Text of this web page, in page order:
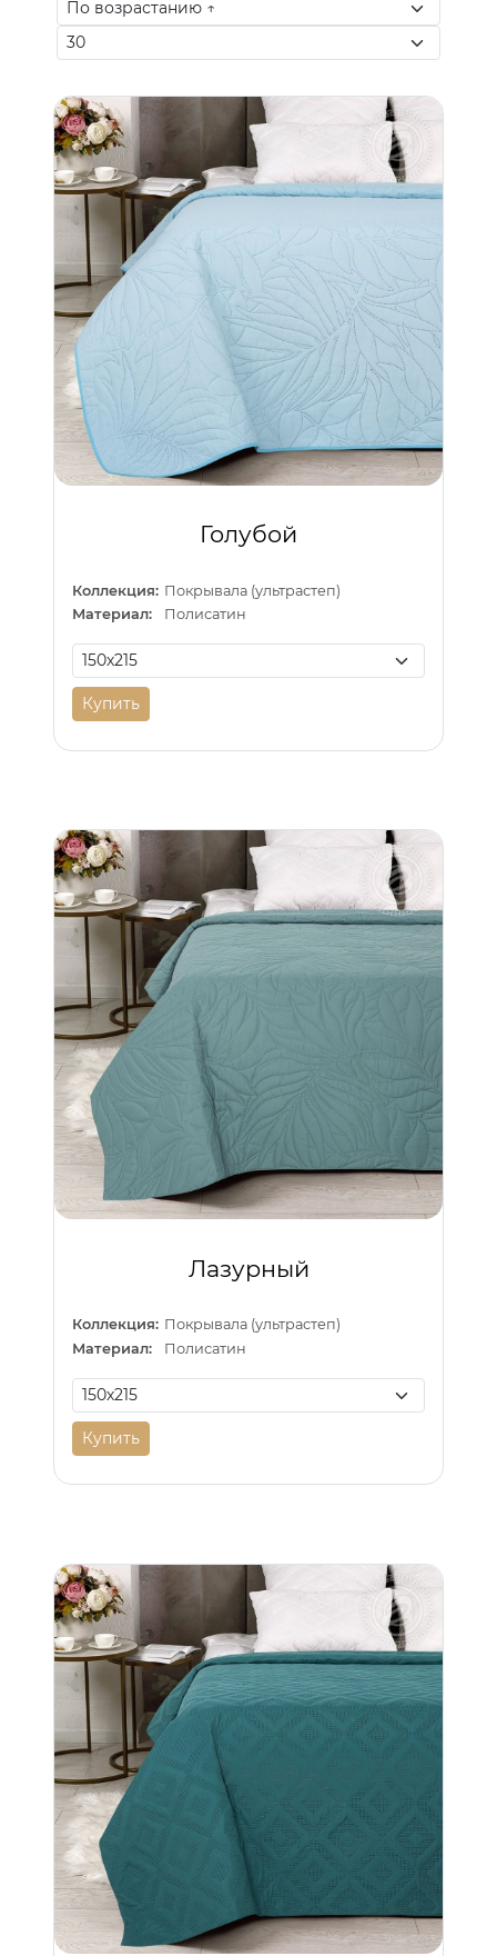
Голубой
Коллекция: Покрывала (ультрастеп)
Материал:
Полисатин
Купить
Лазурный
Коллекция: Покрывала (ультрастеп)
Материал:
Полисатин
Купить